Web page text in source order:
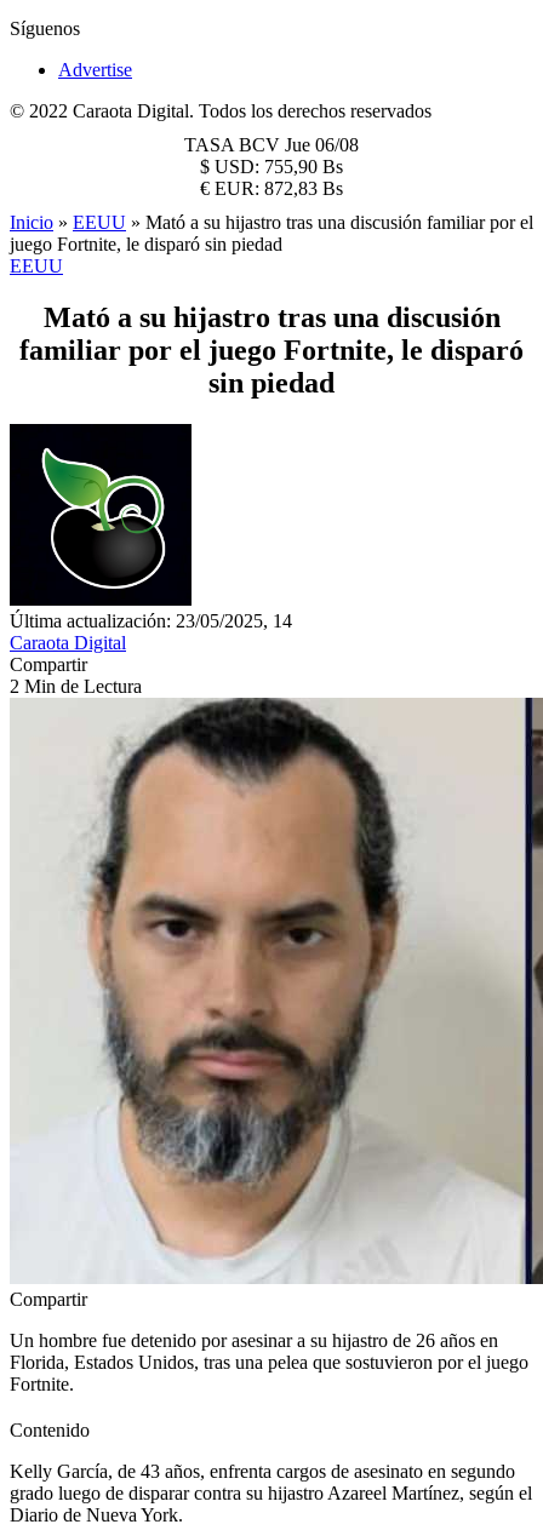
Síguenos
Advertise
© 2022 Caraota Digital. Todos los derechos reservados
TASA BCV Jue 06/08
$ USD: 755,90 Bs
€ EUR: 872,83 Bs
Inicio » EEUU » Mató a su hijastro tras una discusión familiar por el
juego Fortnite, le disparó sin piedad
EEUU
Mató a su hijastro tras una discusión
familiar por el juego Fortnite, le disparó
sin piedad
Última actualización: 23/05/2025, 14
Caraota Digital
Compartir
2 Min de Lectura
Compartir
Un hombre fue detenido por asesinar a su hijastro de 26 años en
Florida, Estados Unidos, tras una pelea que sostuvieron por el juego
Fortnite.
Contenido
Kelly García, de 43 años, enfrenta cargos de asesinato en segundo
grado luego de disparar contra su hijastro Azareel Martínez, según el
Diario de Nueva York.